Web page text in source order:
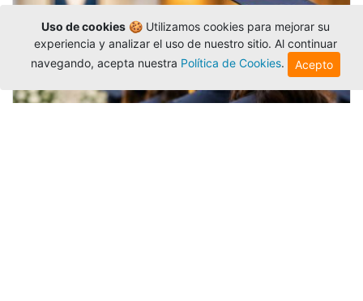
Uso de cookies🍪 Utilizamos cookies para mejorar su
experiencia y analizar el uso de nuestro sitio. Al continuar
navegando, acepta nuestra Política de Cookies. Acepto